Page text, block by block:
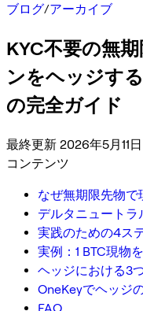
ブログ/アーカイブ
KYC不要の無
ンをヘッジす
の完全ガイド
最終更新 2026年5月11日
コンテンツ
なぜ無期限先物
デルタニュート
実践のための4ス
実例：1 BTC現物
ヘッジにおける3
OneKeyでヘッジ